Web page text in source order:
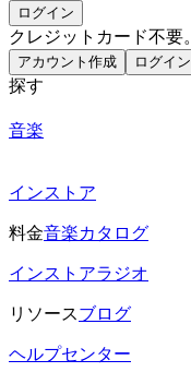
ログイン
クレジットカード不要
アカウント作成 ログイン
探す
音楽
インストア
料金音楽カタログ
インストアラジオ
リソースブログ
ヘルプセンター